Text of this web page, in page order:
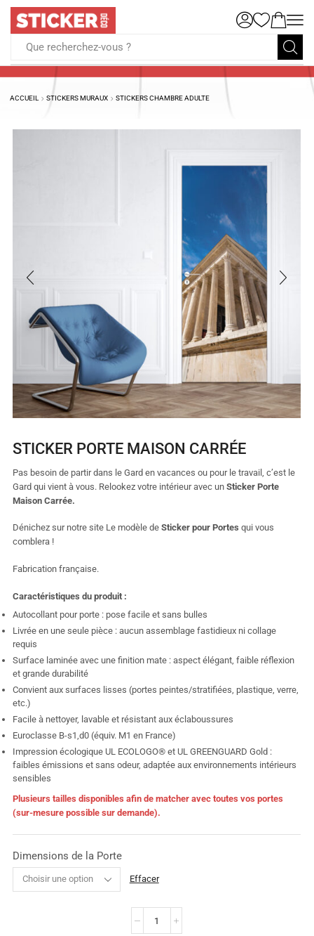
Que recherchez-vous ?
ACCUEIL STICKERS MURAUX STICKERS CHAMBRE ADULTE
STICKER PORTE MAISON CARRÉE
Pas besoin de partir dans le Gard en vacances ou pour le travail, c’est le
Gard qui vient à vous. Relookez votre intérieur avec un Sticker Porte
Maison Carrée.
Dénichez sur notre site Le modèle de Sticker pour Portes qui vous
comblera !
Fabrication française.
Caractéristiques du produit :
Autocollant pour porte : pose facile et sans bulles
Livrée en une seule pièce : aucun assemblage fastidieux ni collage
requis
Surface laminée avec une finition mate : aspect élégant, faible réflexion
et grande durabilité
Convient aux surfaces lisses (portes peintes/stratifiées, plastique, verre,
etc.)
Facile à nettoyer, lavable et résistant aux éclaboussures
Euroclasse B-s1,d0 (équiv. M1 en France)
Impression écologique UL ECOLOGO® et UL GREENGUARD Gold :
faibles émissions et sans odeur, adaptée aux environnements intérieurs
sensibles
Plusieurs tailles disponibles afin de matcher avec toutes vos portes
(sur-mesure possible sur demande).
Dimensions de la Porte
Effacer